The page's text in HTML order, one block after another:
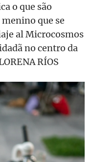
o que são
que se
al Microcosmos
no centro da
RÍOS